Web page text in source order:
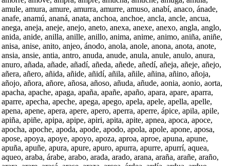
amule, amura, amure, amurra, amurre, amuso, anabí, anaco, ánade,
anafe, anamú, ananá, anata, anchoa, anchoe, ancla, ancle, ancua,
anega, aneja, aneje, anejo, aneto, anexa, anexe, anexo, angla, anglo,
anida, anide, anilla, anille, anillo, anima, anime, animo, aniña, aniñe,
anisa, anise, anito, anjeo, ánodo, anola, anole, anona, anota, anote,
ansia, ansie, antia, antro, anuda, anude, anula, anule, anulo, anura,
anuro, añada, añade, añadí, añeda, añede, añedí, añeja, añeje, añejo,
añera, añero, añida, añide, añidí, añila, añile, añina, añino, añoja,
añojo, añora, añore, añosa, añoso, añuda, añude, aonia, aonio, aorta,
apacha, apache, apaga, apaña, apañe, apaño, apara, apare, aparra,
aparre, apecha, apeche, apega, apego, apela, apele, apella, apelle,
apena, apene, apera, apere, apero, aperra, aperre, ápice, apila, apile,
apiña, apiñe, apipa, apipe, apiri, apita, apite, apnea, apoca, apoce,
apocha, apoche, apoda, apode, apodo, apola, apole, apone, aposa,
apose, apoya, apoye, apoyo, apoza, aproa, aproe, apuna, apune,
apuña, apuñe, apura, apure, apuro, apurra, apurre, apurrí, aquea,
aqueo, araba, árabe, arabo, arada, arado, arana, araña, arañe, araño,